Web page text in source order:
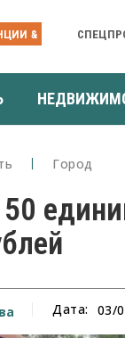
&
Город
Дата: 03/